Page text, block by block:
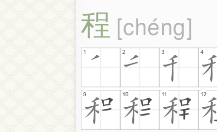
程 chéng